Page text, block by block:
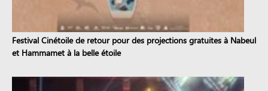
Festival Cinétoile de retour pour des projections gratuites à Nabeul
et Hammamet à la belle étoile